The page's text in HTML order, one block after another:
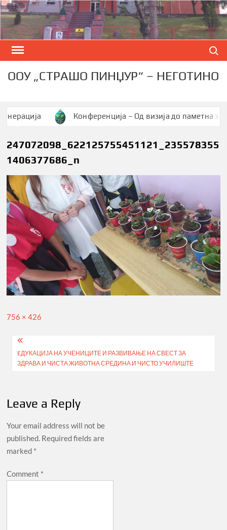
Skip
to
content
ООУ „СТРАШО ПИНЏУР“ – НЕГОТИНО
Конференција – Од визија до паметна заедница
247072098_622125755451121_235578355
1406377686_n
Full
756 × 426
Post
navigation
EДУКАЦИЈА НА УЧЕНИЦИТЕ И РАЗВИВАЊЕ НА СВЕСТ ЗА
ЗДРАВА И ЧИСТА ЖИВОТНА СРЕДИНА И ЧИСТО УЧИЛИШТЕ
Leave a Reply
Your email address will not be
published. Required fields are
marked *
Comment *